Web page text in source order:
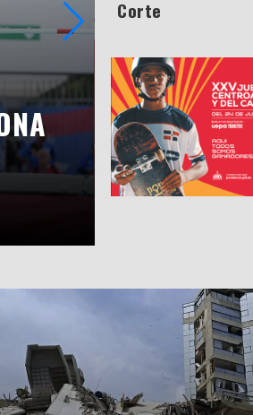
PESAS
MEDALLAS
Corte